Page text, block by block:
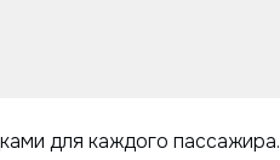
для каждого пассажира.